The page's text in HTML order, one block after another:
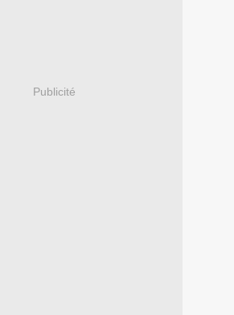
Publicité